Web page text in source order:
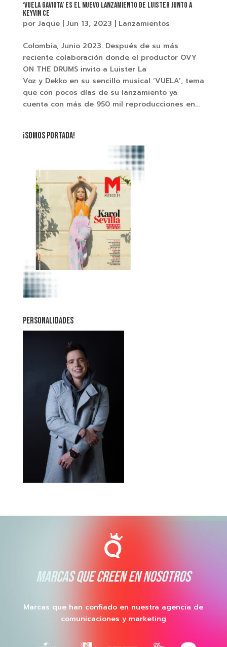
‘Vuela Gaviota’ es el nuevo lanzamiento de Luister junto a
Keyvin Ce
por Jaque| Jun 13, 2023 Lanzamientos
Colombia, Junio 2023. Después de su más
reciente colaboración donde el productor OVY
ON THE DRUMS invito a Luister La
Voz y Dekko en su sencillo musical ‘VUELA’, tema
que con pocos días de su lanzamiento ya
cuenta con más de 950 mil reproducciones en...
¡SOMOS PORTADA!
PERSONALIDADES
MARCAS QUE CREEN EN NOSOTROS
Marcas que han confiado en nuestra agencia de
comunicaciones y marketing